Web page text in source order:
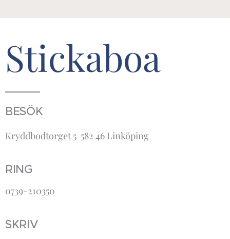
Stickaboa
BESÖK
Kryddbodtorget 5 582 46 Linköping
RING
0739-210350
SKRIV